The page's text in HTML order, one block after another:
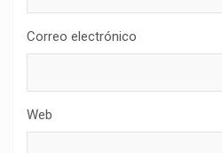
Correo electrónico
Web